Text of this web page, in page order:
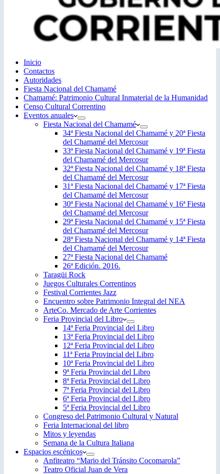
Inicio
Contactos
Autoridades
Fiesta Nacional del Chamamé
Chamamé: Patrimonio Cultural Inmaterial de la Humanidad
Censo Cultural Correntino
Eventos anuales
Fiesta Nacional del Chamamé
34ª Fiesta Nacional del Chamamé y 20ª Fiesta
del Chamamé del Mercosur
33ª Fiesta Nacional del Chamamé y 19ª Fiesta
del Chamamé del Mercosur
32ª Fiesta Nacional del Chamamé y 18ª Fiesta
del Chamamé del Mercosur
31ª Fiesta Nacional del Chamamé y 17ª Fiesta
del Chamamé del Mercosur
30ª Fiesta Nacional del Chamamé y 16ª Fiesta
del Chamamé del Mercosur
29ª Fiesta Nacional del Chamamé y 15ª Fiesta
del Chamamé del Mercosur
28ª Fiesta Nacional del Chamamé y 14ª Fiesta
del Chamamé del Mercosur
27ª Fiesta Nacional del Chamamé
26ª Edición. 2016.
Taragüi Rock
Juegos Culturales Correntinos
Festival Corrientes Jazz
Encuentro sobre Patrimonio Integral del NEA
ArteCo. Mercado de Arte Corrientes
Feria Provincial del Libro
14ª Feria Provincial del Libro
13ª Feria Provincial del Libro
12ª Feria Provincial del Libro
11ª Feria Provincial del Libro
10ª Feria Provincial del Libro
9ª Feria Provincial del Libro
8ª Feria Provincial del Libro
7ª Feria Provincial del Libro
6ª Feria Provincial del Libro
5ª Feria Provincial del Libro
Congreso del Patrimonio Cultural y Natural
Feria Internacional del libro
Mitos y leyendas
Semana de la Cultura Italiana
Espacios escénicos
Anfiteatro “Mario del Tránsito Cocomarola”
Teatro Oficial Juan de Vera